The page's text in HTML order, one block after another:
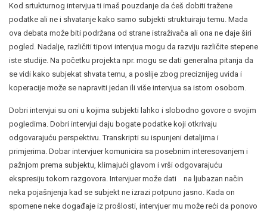
Kod srtukturnog intervjua ti imaš pouzdanje da ćeš dobiti tražene
podatke ali ne i shvatanje kako samo subjekti struktuiraju temu. Mada
ova debata može biti podržana od strane istraživača ali ona ne daje širi
pogled. Nadalje, različiti tipovi intervjua mogu da razviju različite stepene
iste studije. Na početku projekta npr. mogu se dati generalna pitanja da
se vidi kako subjekat shvata temu, a poslije zbog preciznijeg uvida i
koperacije može se napraviti jedan ili više intervjua sa istom osobom.
Dobri intervjui su oni u kojima subjekti lahko i slobodno govore o svojim
pogledima. Dobri intervjui daju bogate podatke koji otkrivaju
odgovarajuću perspektivu. Transkripti su ispunjeni detaljima i
primjerima. Dobar intervjuer komunicira sa posebnim interesovanjem i
pažnjom prema subjektu, klimajući glavom i vrši odgovarajuću
ekspresiju tokom razgovora. Intervjuer može dati na ljubazan način
neka pojašnjenja kad se subjekt ne izrazi potpuno jasno. Kada on
spomene neke događaje iz prošlosti, intervjuer mu može reći da ponovo